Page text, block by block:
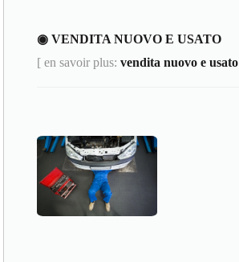
◉ VENDITA NUOVO E USATO
[ en savoir plus:vendita nuovo e usato